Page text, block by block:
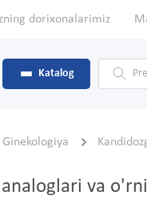
dorixonalarimiz
Katalog
Ginekologiya
va